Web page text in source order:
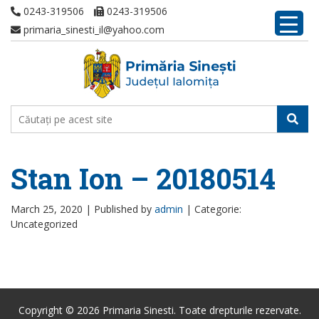
0243-319506
0243-319506
primaria_sinesti_il@yahoo.com
Stan Ion – 20180514
March 25, 2020 | Published by admin | Categorie:
Uncategorized
Copyright © 2026 Primaria Sinesti. Toate drepturile rezervate.